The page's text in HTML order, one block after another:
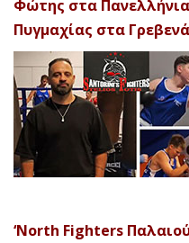
Φώτης στα
Πυγμαχίας στα Γρεβενά
‘North Fighters